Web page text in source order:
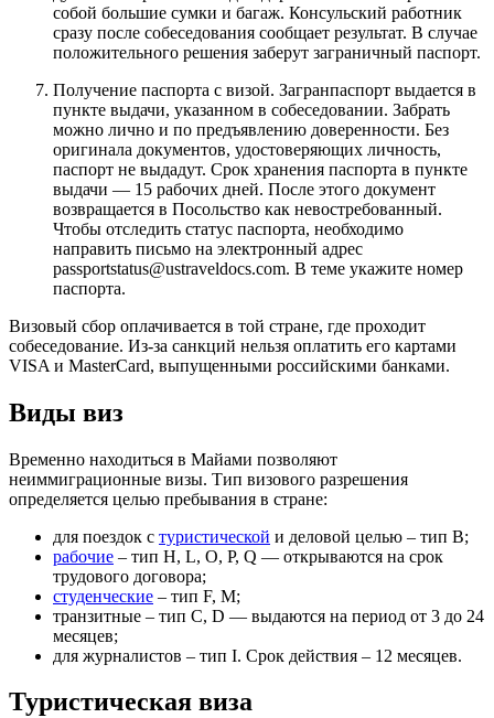
собой большие сумки и багаж. Консульский работник
сразу после собеседования сообщает результат. В случае
положительного решения заберут заграничный паспорт.
Получение паспорта с визой. Загранпаспорт выдается в
пункте выдачи, указанном в собеседовании. Забрать
можно лично и по предъявлению доверенности. Без
оригинала документов, удостоверяющих личность,
паспорт не выдадут. Срок хранения паспорта в пункте
выдачи — 15 рабочих дней. После этого документ
возвращается в Посольство как невостребованный.
Чтобы отследить статус паспорта, необходимо
направить письмо на электронный адрес
passportstatus@ustraveldocs.com. В теме укажите номер
паспорта.
Визовый сбор оплачивается в той стране, где проходит
собеседование. Из-за санкций нельзя оплатить его картами
VISA и MasterCard, выпущенными российскими банками.
Виды виз
Временно находиться в Майами позволяют
неиммиграционные визы. Тип визового разрешения
определяется целью пребывания в стране:
для поездок с туристической и деловой целью – тип В;
рабочие – тип H, L, O, P, Q — открываются на срок
трудового договора;
студенческие – тип F, M;
транзитные – тип C, D — выдаются на период от 3 до 24
месяцев;
для журналистов – тип I. Срок действия – 12 месяцев.
Туристическая виза